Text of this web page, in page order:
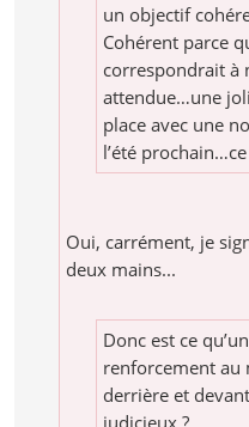
un objectif
Cohérent parce
correspondrait à
attendue…une
place avec une
l’été
Oui, carrément, je
deux mains...
Donc est ce
renforcement au
derrière et